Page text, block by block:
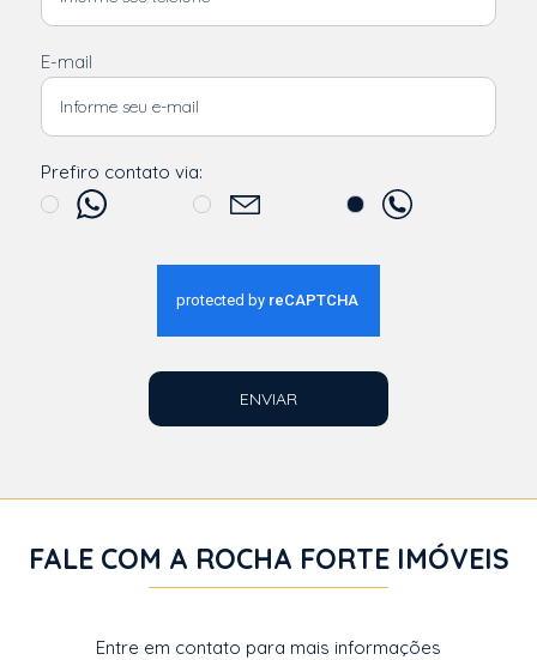
E-mail
Prefiro contato via:
ENVIAR
FALE COM A ROCHA FORTE IMÓVEIS
Entre em contato para mais informações